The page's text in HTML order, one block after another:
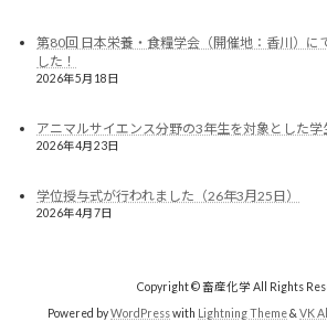
第80回 日本栄養・食糧学会（開催地：香川）に
した！
2026年5月18日
アニマルサイエンス分野の3年生を対象とした学
2026年4月23日
学位授与式が行われました（26年3月25日）
2026年4月7日
Copyright © 畜産化学 All Rights
Powered byWordPresswith Lightning Theme& VK